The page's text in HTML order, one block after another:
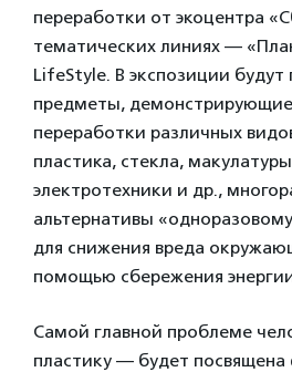
переработки от экоцентра
тематических линиях —
LifeStyle. В экспозиции будут
предметы,
переработки различных
пластика, стекла,
электротехники и др.,
альтернативы
для снижения вреда
помощью сбережения
Самой главной проблеме
пластику — будет посвящена